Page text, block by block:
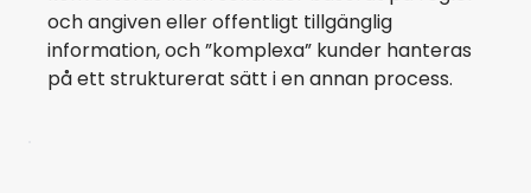
och angiven eller offentligt tillgänglig
information, och ”komplexa” kunder hanteras
på ett strukturerat sätt i en annan process.